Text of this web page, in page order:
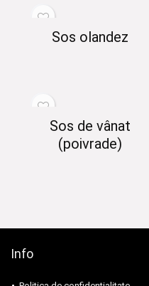
Sos olandez
Sos de vânat
(poivrade)
Info